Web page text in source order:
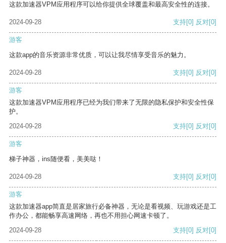
这款加速器VPM应用程序可以给你提供全球覆盖和最高安全性的连接。
2024-09-28 支持[0] 反对[0]
游客
这款app的音乐资源非常优质，可以让我尽情享受音乐的魅力。
2024-09-28 支持[0] 反对[0]
游客
这款加速器VPM应用程序已经为我们带来了无限的隐私保护和安全性保
护。
2024-09-28
支持[0] 反对[0]
游客
梯子神器，ins随便看，美美哒！
2024-09-28 支持[0] 反对[0]
游客
这款加速器app简直是居家旅行必备神器，无论是看视频、玩游戏还是工
作办公，都能畅享高速网络，再也不用担心网速卡顿了。
2024-09-28
支持[0] 反对[0]